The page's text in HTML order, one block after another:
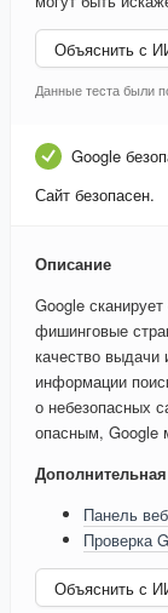
Объяснить с
Данные теста были
Google
Сайт безопасен.
Описание
Google
фишинговые
качество выдачи
информации
о небезопасных
опасным, Google
Панель
Проверка
Объяснить с